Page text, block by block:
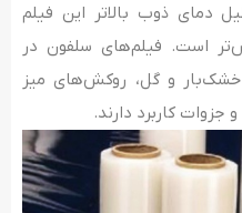
دمای ذوب بالاتر این فیلم
است. فیلم‌های سلفون در
و گل، روکش‌های میز
کاربرد دارند.